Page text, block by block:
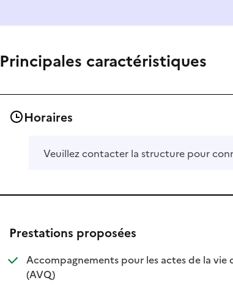
Principales caractéristiques
Horaires
Veuillez contacter la structure pour
Prestations proposées
Accompagnements pour les actes de la
(AVQ)
: disponible
: non disponible